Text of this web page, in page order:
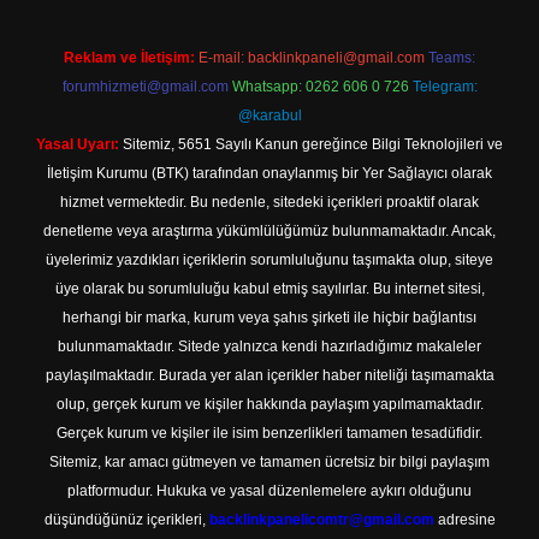
Reklam ve İletişim: E-mail: backlinkpaneli@gmail.com Teams:
forumhizmeti@gmail.com Whatsapp: 0262 606 0 726 Telegram:
@karabul
Yasal Uyarı: Sitemiz, 5651 Sayılı Kanun gereğince Bilgi Teknolojileri ve
İletişim Kurumu (BTK) tarafından onaylanmış bir Yer Sağlayıcı olarak
hizmet vermektedir. Bu nedenle, sitedeki içerikleri proaktif olarak
denetleme veya araştırma yükümlülüğümüz bulunmamaktadır. Ancak,
üyelerimiz yazdıkları içeriklerin sorumluluğunu taşımakta olup, siteye
üye olarak bu sorumluluğu kabul etmiş sayılırlar. Bu internet sitesi,
herhangi bir marka, kurum veya şahıs şirketi ile hiçbir bağlantısı
bulunmamaktadır. Sitede yalnızca kendi hazırladığımız makaleler
paylaşılmaktadır. Burada yer alan içerikler haber niteliği taşımamakta
olup, gerçek kurum ve kişiler hakkında paylaşım yapılmamaktadır.
Gerçek kurum ve kişiler ile isim benzerlikleri tamamen tesadüfidir.
Sitemiz, kar amacı gütmeyen ve tamamen ücretsiz bir bilgi paylaşım
platformudur. Hukuka ve yasal düzenlemelere aykırı olduğunu
düşündüğünüz içerikleri, backlinkpanelicomtr@gmail.com adresine